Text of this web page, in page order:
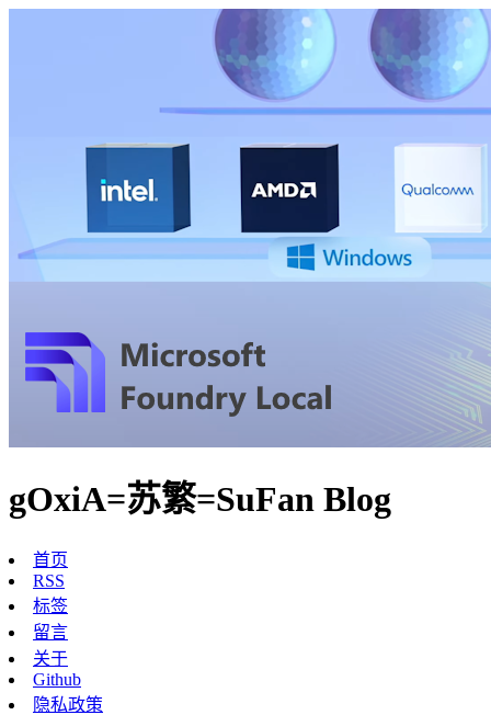
gOxiA=苏繁=SuFan Blog
首页
RSS
标签
留言
关于
Github
隐私政策